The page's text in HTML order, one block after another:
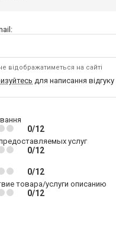
відображатиметься на сайті
для написання відгуку
0/12
услуг
0/12
0/12
товара/услуги описанию
0/12